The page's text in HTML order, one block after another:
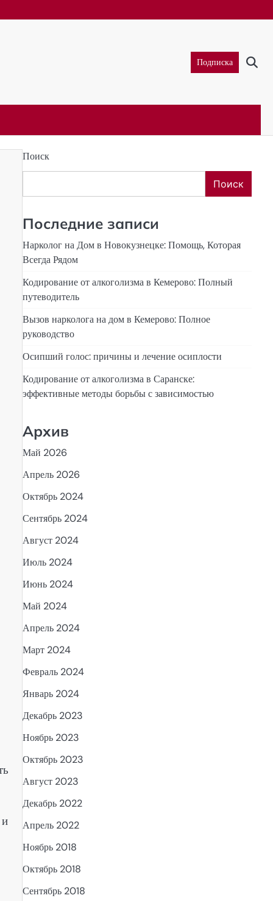
Подписка
Поиск
Поиск
Последние записи
Нарколог на Дом в Новокузнецке: Помощь, Которая
Всегда Рядом
Кодирование от алкоголизма в Кемерово: Полный
путеводитель
Вызов нарколога на дом в Кемерово: Полное
руководство
Осипший голос: причины и лечение осиплости
Кодирование от алкоголизма в Саранске:
эффективные методы борьбы с зависимостью
Архив
Май 2026
Апрель 2026
Октябрь 2024
Сентябрь 2024
Август 2024
Июль 2024
Июнь 2024
Май 2024
Апрель 2024
Март 2024
Февраль 2024
Январь 2024
Декабрь 2023
Ноябрь 2023
Октябрь 2023
Август 2023
Декабрь 2022
Апрель 2022
Ноябрь 2018
Октябрь 2018
Сентябрь 2018